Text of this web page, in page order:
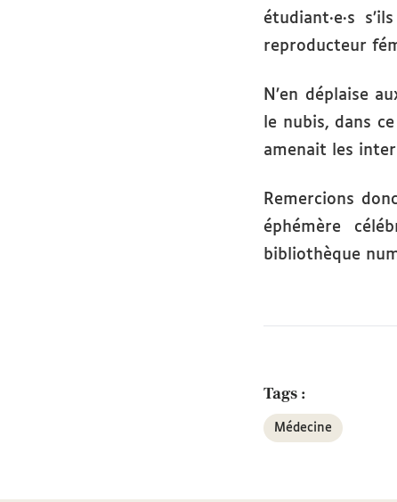
étudiant·e·s
reproducteur
N’en déplaise
le nubis, dans
amenait les
Remercions
éphémère
bibliothèque
Tags :
Médecine